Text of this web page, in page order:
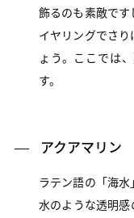
飾るのも素敵で
イヤリングでさ
ょう。ここでは
す。
アクアマリン
ラテン語の「海
水のような透明